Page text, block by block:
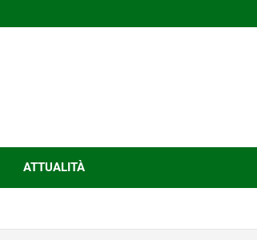
ATTUALITÀ